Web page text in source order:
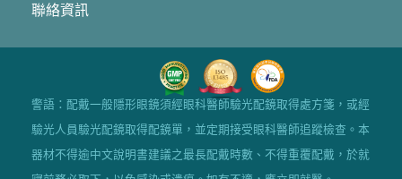
聯絡資訊
警語：配戴一般隱形眼鏡須經眼科醫師驗光配鏡取得處方箋，或經
驗光人員驗光配鏡取得配鏡單，並定期接受眼科醫師追蹤檢查。本
器材不得逾中文說明書建議之最長配戴時數、不得重覆配戴，於就